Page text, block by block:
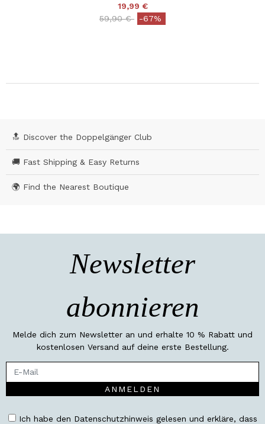
19,99 €
Price reduced from
59,90 €to-67%
🔝 Discover the Doppelgänger Club
🚚 Fast Shipping & Easy Returns
🌍 Find the Nearest Boutique
Newsletter
abonnieren
Melde dich zum Newsletter an und erhalte 10 % Rabatt und
kostenlosen Versand auf deine erste Bestellung.
ANMELDEN
Ich habe den Datenschutzhinweis gelesen und erkläre, dass